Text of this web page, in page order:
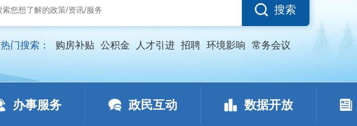
搜索
热门搜索： 购房补贴 公积金 人才引进 招聘 环境影响 常务会议
办事服务 政民互动 数据开放